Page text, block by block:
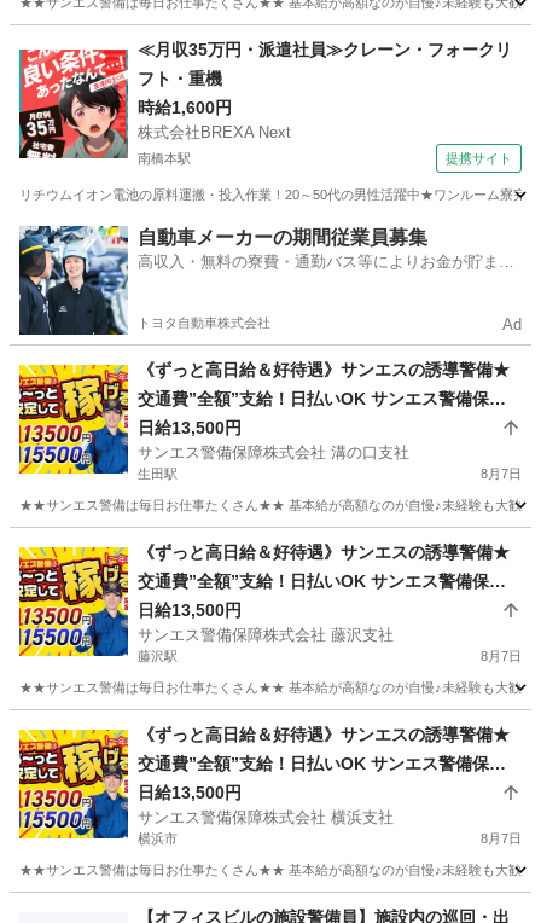
神奈川駅 警備員 サンエス警備保障株式会社
≪月収35万円・派遣社員≫クレーン・フォークリ
フト・重機
時給1,600円
株式会社BREXA Next
南橋本駅 提携サイト
リチウムイオン電池の原料運搬・投入作業！20～50代の男性活躍中★ワンルーム寮
神奈川 相模原市 南橋本駅 その他
自動車メーカーの期間従業員募集
高収入・無料の寮費・通勤バス等によりお金が貯まり
トヨタ自動車株式会社 Ad
《ずっと高日給＆好待遇》サンエスの誘導警備★
交通費”全額”支給！日払いOK サンエス警備保障
株式会社 溝の口支社 生田
日給13,500円
サンエス警備保障株式会社 溝の口支社
生田駅 8月7日
★★サンエス警備は毎日お仕事たくさん★★ 基本給が高額なのが自慢♪未経験も大歓迎
生田駅 警備員 溝の口
《ずっと高日給＆好待遇》サンエスの誘導警備★
交通費”全額”支給！日払いOK サンエス警備保障
株式会社 藤沢支社 藤沢
日給13,500円
サンエス警備保障株式会社 藤沢支社
藤沢駅 8月7日
★★サンエス警備は毎日お仕事たくさん★★ 基本給が高額なのが自慢♪未経験も大歓迎
藤沢駅 警備員 サンエス警備保障株式会社
《ずっと高日給＆好待遇》サンエスの誘導警備★
交通費”全額”支給！日払いOK サンエス警備保障
株式会社 横浜支社 鶴見
日給13,500円
サンエス警備保障株式会社 横浜支社
横浜市 8月7日
★★サンエス警備は毎日お仕事たくさん★★ 基本給が高額なのが自慢♪未経験も大歓迎
サンエス警備保障株式会社
【オフィスビルの施設警備員】施設内の巡回・出